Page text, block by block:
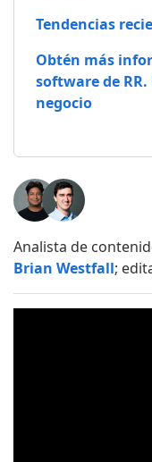
Tendencias
Obtén más
software de
negocio
Analista de
Brian Westfall;